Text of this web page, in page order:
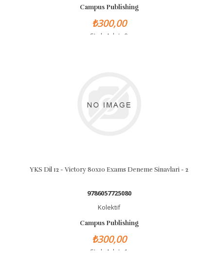
Campus Publishing
₺300,00
Stok Adet: 0
YKS Dil 12 - Victory 80x10 Exams Deneme Sinavlari - 2
9786057725080
Kolektif
Campus Publishing
₺300,00
Stok Adet: 1